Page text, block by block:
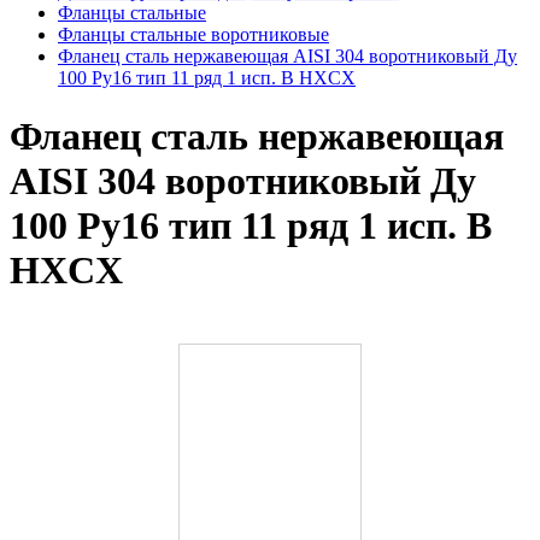
Фланцы стальные
Фланцы стальные воротниковые
Фланец сталь нержавеющая AISI 304 воротниковый Ду
100 Ру16 тип 11 ряд 1 исп. B HXCX
Фланец сталь нержавеющая
AISI 304 воротниковый Ду
100 Ру16 тип 11 ряд 1 исп. B
HXCX